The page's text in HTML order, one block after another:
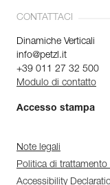
CONTATTACI
Dinamiche Verticali
info@petzl.it
+39 011 27 32 500
Modulo di contatto
Accesso stampa
Note legali
Politica di
Accessibility